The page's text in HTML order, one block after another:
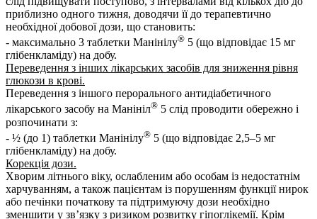
приблизно одного тижня, доводячи її до терапевтично
необхідної добової дози, що становить:
- максимально 3 таблетки Манінілу® 5 (що відповідає 15 мг
глібенкламіду) на добу.
Переведення з інших лікарських засобів для зниження рівня
глюкози в крові.
Переведення з іншого перорального антидіабетичного
лікарського засобу на Манініл® 5 слід проводити обережно і
розпочинати з:
- ½ (до 1) таблетки Манінілу® 5 (що відповідає 2,5–5 мг
глібенкламіду) на добу.
Корекція дози.
Хворим літнього віку, ослабленим або особам із недостатнім
харчуванням, а також пацієнтам із порушенням функції нирок
або печінки початкову та підтримуючу дози необхідно
зменшити у зв’язку з ризиком розвитку гіпоглікемії. Крім